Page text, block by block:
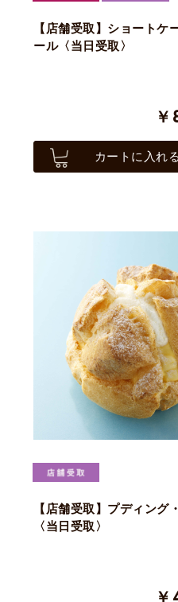
【店舗受取】ショートケ
ール〈当日受取〉
￥
カートに入れる
【店舗受取】プディング
〈当日受取〉
￥